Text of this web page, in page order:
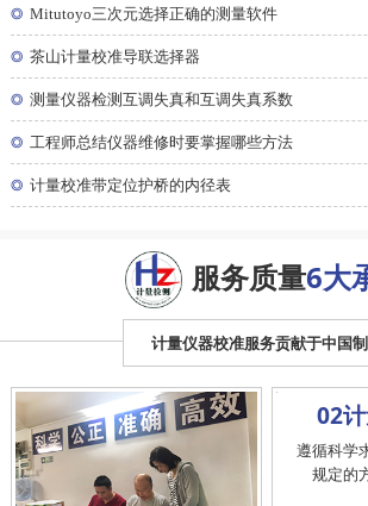
◎ Mitutoyo三次元选择正确的测量软件
◎ 茶山计量校准导联选择器
◎ 测量仪器检测互调失真和互调失真系数
◎ 工程师总结仪器维修时要掌握哪些方法
◎ 计量校准带定位护桥的内径表
服务质量6大
计量仪器校准服务贡献于中国
02
遵循科学
规定的